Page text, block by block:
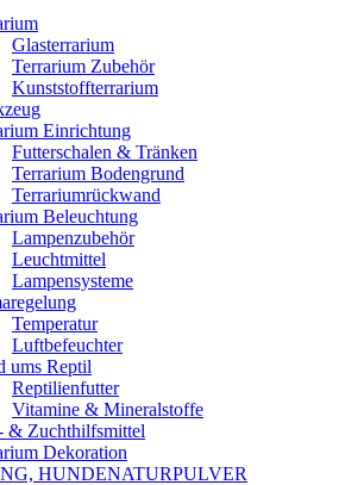
Glasterrarium
Terrarium Zubehör
Kunststoffterrarium
Einrichtung
Futterschalen & Tränken
Terrarium Bodengrund
Terrariumrückwand
Beleuchtung
Lampenzubehör
Leuchtmittel
Lampensysteme
Temperatur
Luftbefeuchter
ums Reptil
Reptilienfutter
Vitamine & Mineralstoffe
& Zuchthilfsmittel
Dekoration
HUNDENATURPULVER